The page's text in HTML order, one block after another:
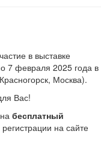
в выставке
7 февраля 2025 года в
Москва).
Вас!
бесплатный
на сайте